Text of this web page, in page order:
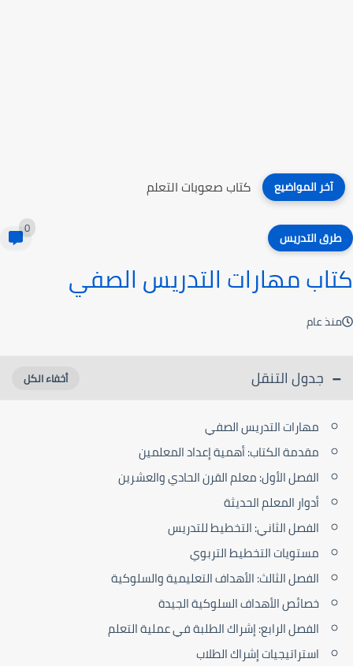
آخر المواضيع كتاب مذاهب وطرائق في تعليم اللغات
طرق التدريس 0
كتاب مهارات التدريس الصفي
منذ عام
جدول التنقل
مهارات التدريس الصفي
مقدمة الكتاب: أهمية إعداد المعلمين
الفصل الأول: معلم القرن الحادي والعشرين
أدوار المعلم الحديثة
الفصل الثاني: التخطيط للتدريس
مستويات التخطيط التربوي
الفصل الثالث: الأهداف التعليمية والسلوكية
خصائص الأهداف السلوكية الجيدة
الفصل الرابع: إشراك الطلبة في عملية التعلم
استراتيجيات إشراك الطلاب